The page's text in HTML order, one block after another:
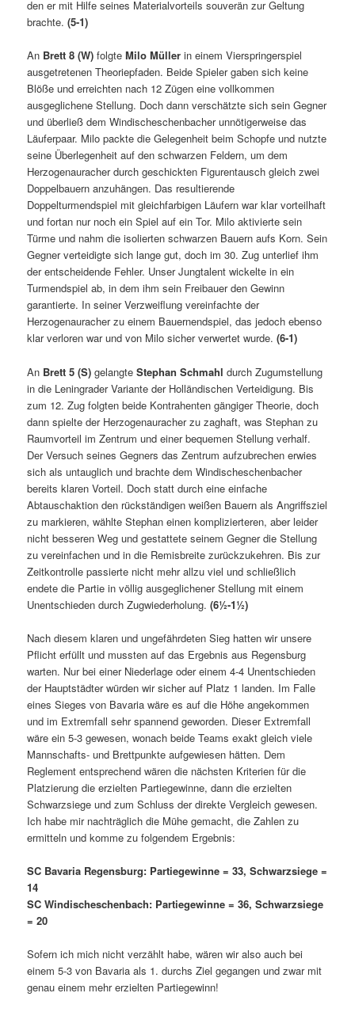
den er mit Hilfe seines Materialvorteils souverän zur Geltung
brachte.(5-1)
An Brett 8 (W) folgteMilo Müller in einem Vierspringerspiel
ausgetretenen Theoriepfaden. Beide Spieler gaben sich keine
Blöße und erreichten nach 12 Zügen eine vollkommen
ausgeglichene Stellung. Doch dann verschätzte sich sein Gegner
und überließ dem Windischeschenbacher unnötigerweise das
Läuferpaar. Milo packte die Gelegenheit beim Schopfe und nutzte
seine Überlegenheit auf den schwarzen Feldern, um dem
Herzogenauracher durch geschickten Figurentausch gleich zwei
Doppelbauern anzuhängen. Das resultierende
Doppelturmendspiel mit gleichfarbigen Läufern war klar vorteilhaft
und fortan nur noch ein Spiel auf ein Tor. Milo aktivierte sein
Türme und nahm die isolierten schwarzen Bauern aufs Korn. Sein
Gegner verteidigte sich lange gut, doch im 30. Zug unterlief ihm
der entscheidende Fehler. Unser Jungtalent wickelte in ein
Turmendspiel ab, in dem ihm sein Freibauer den Gewinn
garantierte. In seiner Verzweiflung vereinfachte der
Herzogenauracher zu einem Bauernendspiel, das jedoch ebenso
klar verloren war und von Milo sicher verwertet wurde.(6-1)
An Brett 5 (S) gelangteStephan Schmahl durch Zugumstellung
in die Leningrader Variante der Holländischen Verteidigung. Bis
zum 12. Zug folgten beide Kontrahenten gängiger Theorie, doch
dann spielte der Herzogenauracher zu zaghaft, was Stephan zu
Raumvorteil im Zentrum und einer bequemen Stellung verhalf.
Der Versuch seines Gegners das Zentrum aufzubrechen erwies
sich als untauglich und brachte dem Windischeschenbacher
bereits klaren Vorteil. Doch statt durch eine einfache
Abtauschaktion den rückständigen weißen Bauern als Angriffsziel
zu markieren, wählte Stephan einen komplizierteren, aber leider
nicht besseren Weg und gestattete seinem Gegner die Stellung
zu vereinfachen und in die Remisbreite zurückzukehren. Bis zur
Zeitkontrolle passierte nicht mehr allzu viel und schließlich
endete die Partie in völlig ausgeglichener Stellung mit einem
Unentschieden durch Zugwiederholung.(6½-1½)
Nach diesem klaren und ungefährdeten Sieg hatten wir unsere
Pflicht erfüllt und mussten auf das Ergebnis aus Regensburg
warten. Nur bei einer Niederlage oder einem 4-4 Unentschieden
der Hauptstädter würden wir sicher auf Platz 1 landen. Im Falle
eines Sieges von Bavaria wäre es auf die Höhe angekommen
und im Extremfall sehr spannend geworden. Dieser Extremfall
wäre ein 5-3 gewesen, wonach beide Teams exakt gleich viele
Mannschafts- und Brettpunkte aufgewiesen hätten. Dem
Reglement entsprechend wären die nächsten Kriterien für die
Platzierung die erzielten Partiegewinne, dann die erzielten
Schwarzsiege und zum Schluss der direkte Vergleich gewesen.
Ich habe mir nachträglich die Mühe gemacht, die Zahlen zu
ermitteln und komme zu folgendem Ergebnis:
SC Bavaria Regensburg: Partiegewinne = 33, Schwarzsiege =
14
SC Windischeschenbach: Partiegewinne = 36, Schwarzsiege
= 20
Sofern ich mich nicht verzählt habe, wären wir also auch bei
einem 5-3 von Bavaria als 1. durchs Ziel gegangen und zwar mit
genau einem mehr erzielten Partiegewinn!